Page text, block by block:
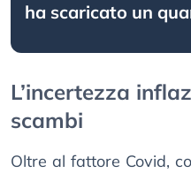
ha scaricato un
L’incertezza
scambi
Oltre al fattore Covid,